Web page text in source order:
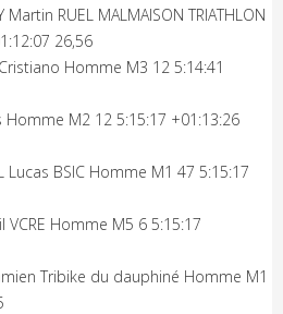
Martin RUEL MALMAISON TRIATHLON
26,56
Homme M3 12 5:14:41
Homme M2 12 5:15:17 +01:13:26
Lucas BSIC Homme M1 47 5:15:17
VCRE Homme M5 6 5:15:17
Tribike du dauphiné Homme M1